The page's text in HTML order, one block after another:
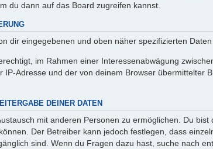
du dann auf das Board zugreifen kannst.
dir eingegebenen und oben näher spezifizierten
im Rahmen einer Interessenabwägung
IP-Adresse und der von deinem Browser
DEINER DATEN
mit anderen Personen zu ermöglichen. Du
Der Betreiber kann jedoch festlegen, dass
sind. Wenn du Fragen dazu hast, suche nach